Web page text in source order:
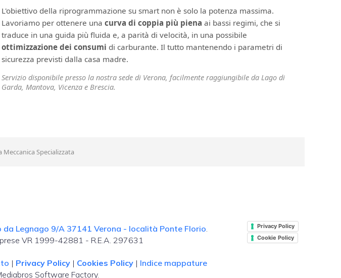
L'obiettivo della riprogrammazione su smart non è solo la potenza massima.
Lavoriamo per ottenere una curva di coppia più piena ai bassi regimi, che si
traduce in una guida più fluida e, a parità di velocità, in una possibile
ottimizzazione dei consumi di carburante. Il tutto mantenendo i parametri di
sicurezza previsti dalla casa madre.
Servizio disponibile presso la nostra sede di Verona, facilmente raggiungibile da Lago di
Garda, Mantova, Vicenza e Brescia.
Meccanica Specializzata
da Legnago 9/A 37141 Verona - località Ponte Florio.
VR 1999-42881 - R.E.A. 297631
| Privacy Policy | Cookies Policy | Indice mappature
Software Factory.
Privacy Policy
Cookie Policy